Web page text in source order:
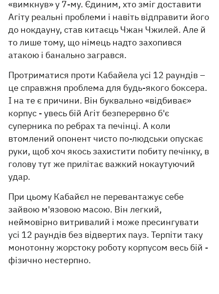
«вимкнув» у 7-му. Єдиним, хто зміг доставити
Агіту реальні проблеми і навіть відправити його
до нокдауну, став китаєць Чжан Чжилей. Але й
то лише тому, що німець надто захопився
атакою і банально загрався.
Протриматися проти Кабайела усі 12 раундів –
це справжня проблема для будь-якого боксера.
І на те є причини. Він буквально «відбиває»
корпус - увесь бій Агіт безперервно б'є
суперника по ребрах та печінці. А коли
втомлений опонент чисто по-людськи опускає
руки, щоб хоч якось захистити побиту печінку, в
голову тут же прилітає важкий нокаутуючий
удар.
При цьому Кабайєл не перевантажує себе
зайвою м'язовою масою. Він легкий,
неймовірно витривалий і може пресингувати
усі 12 раундів без відвертих пауз. Терпіти таку
монотонну жорстоку роботу корпусом весь бій -
фізично нестерпно.